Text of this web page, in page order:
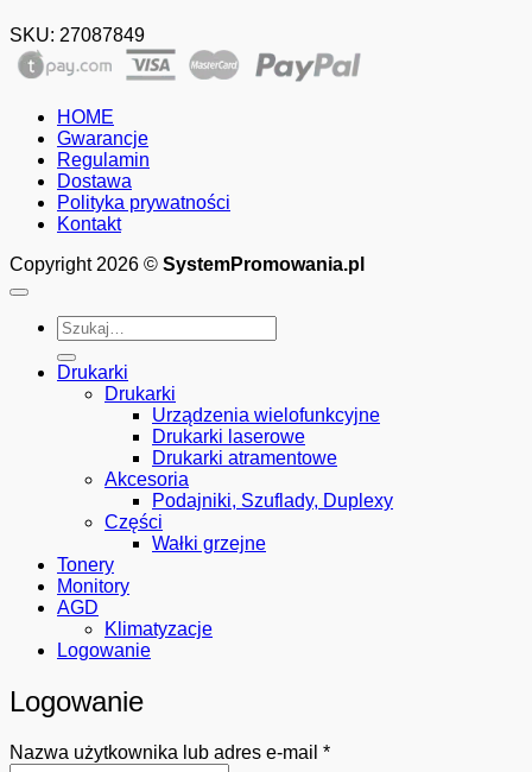
SKU: 27087849
HOME
Gwarancje
Regulamin
Dostawa
Polityka prywatności
Kontakt
Copyright 2026 © SystemPromowania.pl
Szukaj:
Drukarki
Drukarki
Urządzenia wielofunkcyjne
Drukarki laserowe
Drukarki atramentowe
Akcesoria
Podajniki, Szuflady, Duplexy
Części
Wałki grzejne
Tonery
Monitory
AGD
Klimatyzacje
Logowanie
Logowanie
Nazwa użytkownika lub adres e-mail *Wymagane